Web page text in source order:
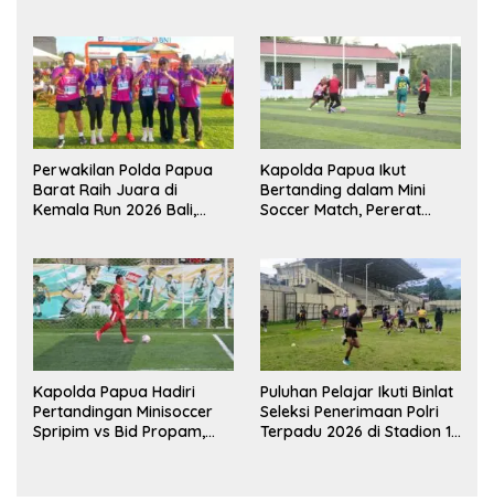
Perwakilan Polda Papua
Barat Raih Juara di
Kemala Run 2026 Bali,
Kapolda Papua Ikut
Bertanding dalam Mini
Soccer Match, Pererat
Kapolda Papua Hadiri
Pertandingan Minisoccer
Spripim vs Bid Propam,
Puluhan Pelajar Ikuti Binlat
Seleksi Penerimaan Polri
Terpadu 2026 di Stadion 16